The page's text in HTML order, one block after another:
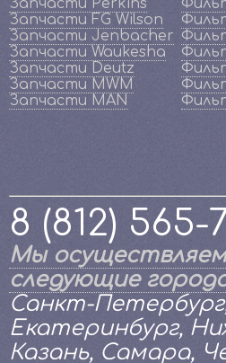
Запчасти Perkins
Запчасти FG Wilson
Запчасти Jenbacher
Запчасти Waukesha
Запчасти Deutz
Запчасти MWM
Запчасти MAN
8 (812) 565-
Мы
следующие
Санкт-
Екатеринбург,
Казань, Самара,